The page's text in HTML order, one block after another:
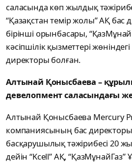
саласында көп жылдық
“Қазақстан темір жолы” АҚ
бірінші орынбасары,
кәсіпшілік қызметтері
директоры болған.
Алтынай Қонысбаева –
девелопмент саласындағы
Алтынай Қонысбаева Mercury
компаниясының бас
басқарушылық тәжірибесі 20
дейін “Kcell” АҚ, “ҚазМұнайГаз”